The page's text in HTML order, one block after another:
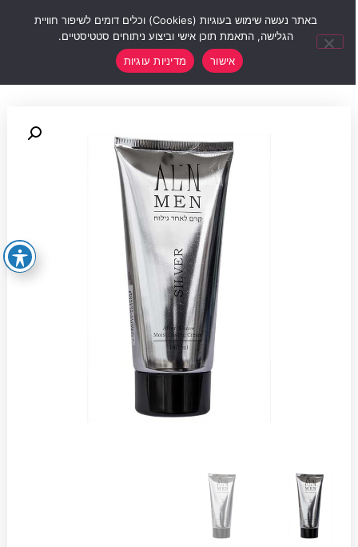
באתר נעשה שימוש בעוגיות (Cookies) וכלים דומים לשיפור חוויית
הגלישה, התאמת תוכן אישי וביצוע ניתוחים סטטיסטיים.
אישור
מדיניות עוגיות